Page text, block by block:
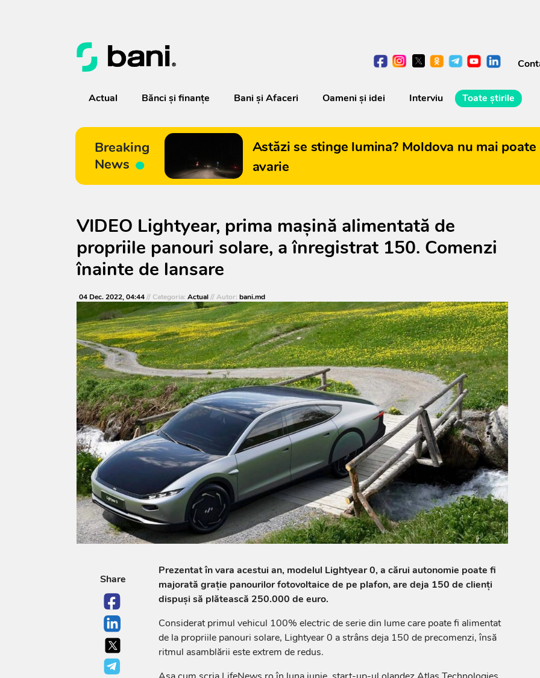
Actual Bănci şi finanţe Bani și Afaceri Oameni şi idei Interviu Toate știrile
Breaking
News
Astăzi se stinge lumina? Moldova nu mai
avarie
VIDEO Lightyear, prima mașină alimentată de
propriile panouri solare, a înregistrat 150. Comenzi
înainte de lansare
04 Dec. 2022, 04:44// Categoria: Actual// Autor: bani.md
Share
Prezentat în vara acestui an, modelul Lightyear 0, a cărui autonomie poate fi
majorată grație panourilor fotovoltaice de pe plafon, are deja 150 de clienți
dispuși să plătească 250.000 de euro.
Considerat primul vehicul 100% electric de serie din lume care poate fi alimentat
de la propriile panouri solare, Lightyear 0 a strâns deja 150 de precomenzi, însă
ritmul asamblării este extrem de redus.